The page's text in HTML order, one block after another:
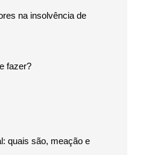
na insolvência de
fazer?
quais são, meação e